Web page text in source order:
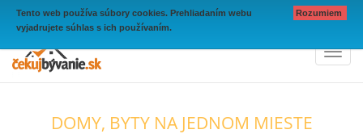
Tento web používa súbory cookies. Prehliadaním webu
vyjadrujete súhlas s ich používaním.
Rozumiem
DOMY, BYTY NA JEDNOM MIESTE